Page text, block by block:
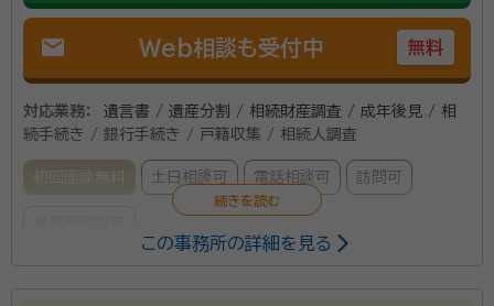
mail Web相談も受付中 無料
対応業務：
遺言書 / 遺産分割 / 相続財産調査 / 成年後見 / 相
続手続き / 銀行手続き / 戸籍収集 / 相続人調査
初回面談無料 土日相談可 電話相談可 訪問可
この事務所の詳細を見る